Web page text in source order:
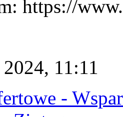
https://
11:11
-